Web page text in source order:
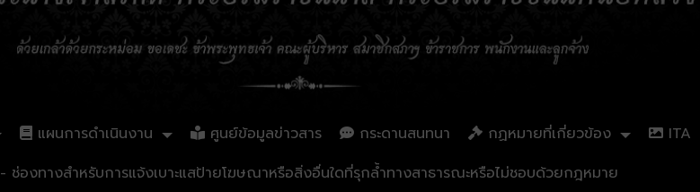
แผนการดำเนินงาน ศูนย์ข้อมูลข่าวสาร กระดานสนทนา กฏหมายที่เกี่ยวข้อง
ITA
- ช่องทางสำหรับการแจ้งเบาะแสป้ายโฆษณาหรือสิ่งอื่นใดที่รุกล้ำทางสาธารณะหรือไม่ชอบด้วยกฎหมาย